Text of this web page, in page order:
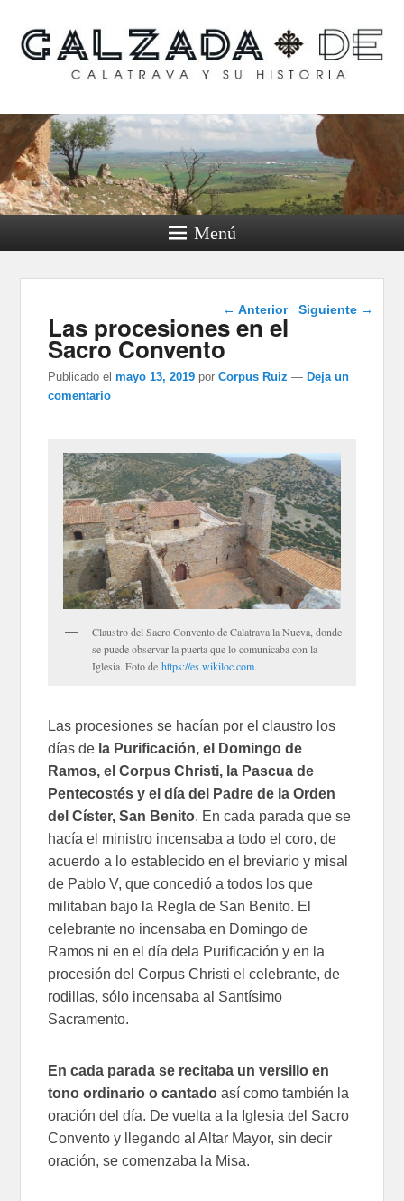
Calzada de Calatrava y
su historia
Menú
Navegación de
entradas
← Anterior Siguiente →
Las procesiones en el
Sacro Convento
Publicado el mayo 13, 2019 porCorpus Ruiz — Deja un
comentario
Claustro del Sacro Convento de Calatrava la Nueva, donde
se puede observar la puerta que lo comunicaba con la
Iglesia. Foto dehttps://es.wikiloc.com.
Las procesiones se hacían por el claustro los
días de la Purificación, el Domingo de
Ramos, el Corpus Christi, la Pascua de
Pentecostés y el día del Padre de la Orden
del Císter, San Benito. En cada parada que se
hacía el ministro incensaba a todo el coro, de
acuerdo a lo establecido en el breviario y misal
de Pablo V, que concedió a todos los que
militaban bajo la Regla de San Benito. El
celebrante no incensaba en Domingo de
Ramos ni en el día dela Purificación y en la
procesión del Corpus Christi el celebrante, de
rodillas, sólo incensaba al Santísimo
Sacramento.
En cada parada se recitaba un versillo en
tono ordinario o cantado así como también la
oración del día. De vuelta a la Iglesia del Sacro
Convento y llegando al Altar Mayor, sin decir
oración, se comenzaba la Misa.